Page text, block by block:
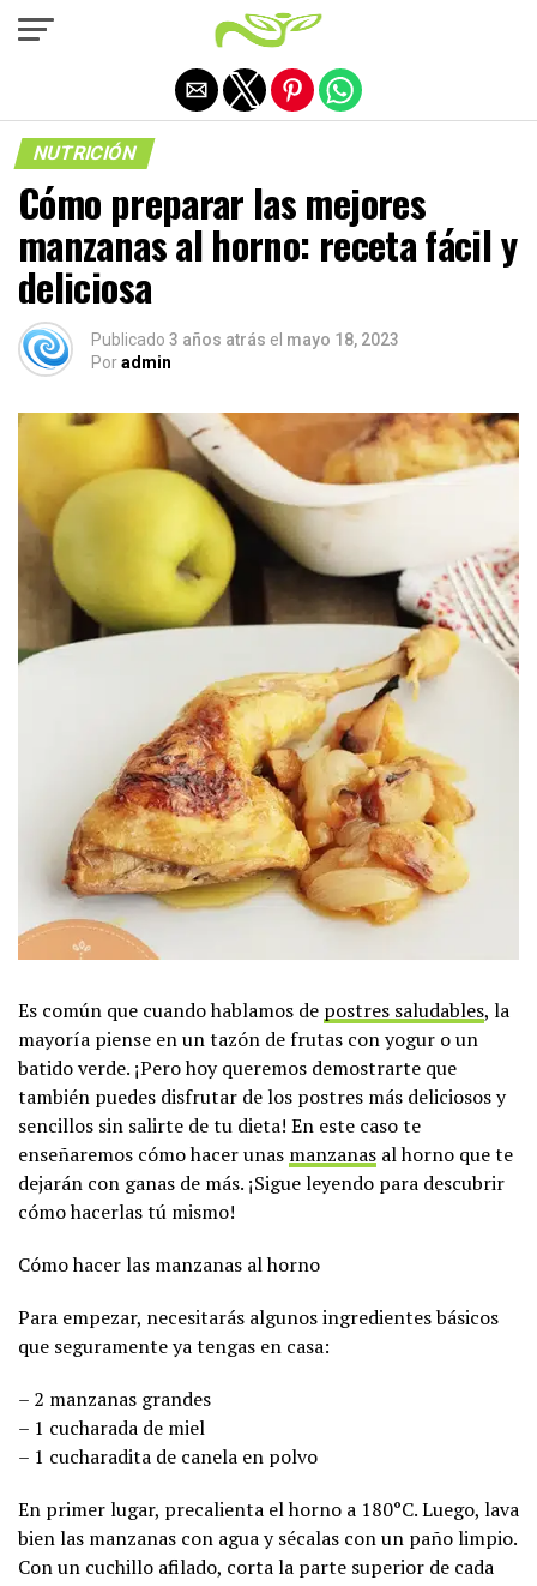
NUTRICIÓN
Cómo preparar las mejores
manzanas al horno: receta fácil y
deliciosa
Publicado 3 años atrás el mayo 18, 2023
Poradmin
Es común que cuando hablamos de postres saludables, la
mayoría piense en un tazón de frutas con yogur o un
batido verde. ¡Pero hoy queremos demostrarte que
también puedes disfrutar de los postres más deliciosos y
sencillos sin salirte de tu dieta! En este caso te
enseñaremos cómo hacer unas manzanas al horno que te
dejarán con ganas de más. ¡Sigue leyendo para descubrir
cómo hacerlas tú mismo!
Cómo hacer las manzanas al horno
Para empezar, necesitarás algunos ingredientes básicos
que seguramente ya tengas en casa:
– 2 manzanas grandes
– 1 cucharada de miel
– 1 cucharadita de canela en polvo
En primer lugar, precalienta el horno a 180°C. Luego, lava
bien las manzanas con agua y sécalas con un paño limpio.
Con un cuchillo afilado, corta la parte superior de cada
Salir de la versión móvil